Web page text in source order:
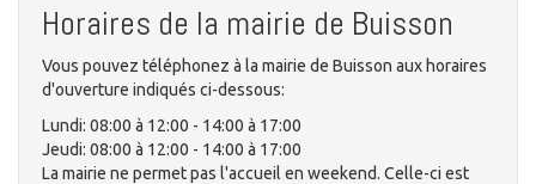
Horaires de la mairie de Buisson
Vous pouvez téléphonez à la mairie de Buisson aux horaires
d'ouverture indiqués ci-dessous:
Lundi: 08:00 à 12:00 - 14:00 à 17:00
Jeudi: 08:00 à 12:00 - 14:00 à 17:00
La mairie ne permet pas l'accueil en weekend. Celle-ci est